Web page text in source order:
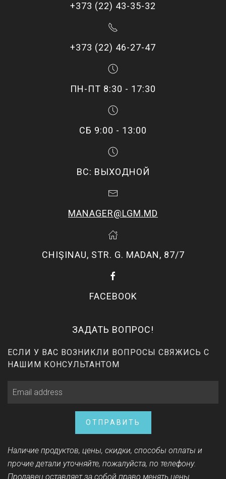
+373 (22) 43-35-32
+373 (22) 46-27-47
ПН-ПТ 8:30 - 17:30
СБ 9:00 - 13:00
ВС: ВЫХОДНОЙ
MANAGER@LGM.MD
CHIŞINAU, STR. G. MADAN, 87/7
FACEBOOK
ЗАДАТЬ ВОПРОС!
ЕСЛИ У ВАС ВОЗНИКЛИ ВОПРОСЫ СВЯЖИСЬ С
НАШИМ КОНСУЛЬТАНТОМ
ОТПРАВИТЬ
Наличие продуктов, цены, скидки, способы оплаты и
прочие детали уточняйте, пожалуйста, по телефону.
Продавец оставляет за собой право менять цены